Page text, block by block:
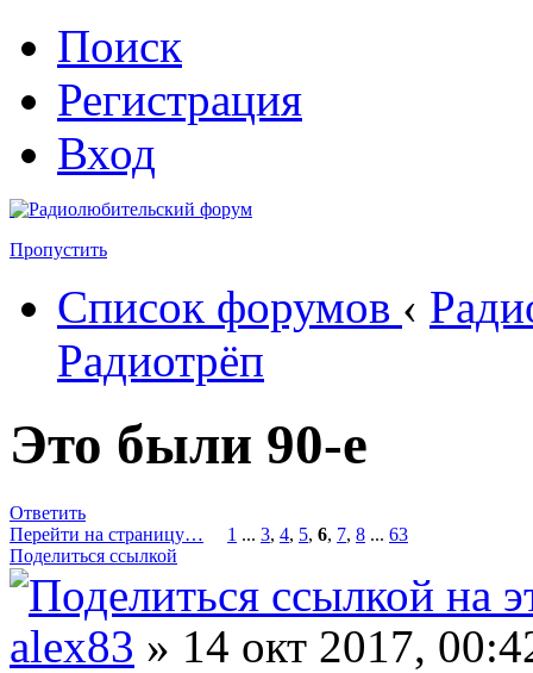
Поиск
Регистрация
Вход
Пропустить
Список форумов ‹
Радиотрёп
Это были 90-е
Ответить
Перейти на страницу…
1 ... 3, 4, 5, 6, 7, 8 ... 63
Поделиться ссылкой
alex83 » 14 окт 2017,